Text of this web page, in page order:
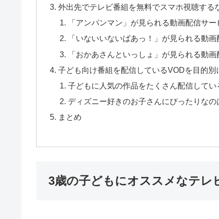
外出先でテレビ番組を無料でスマホ視聴す
「アンパンマン」が見られる動画配信サー
「いないいないばあっ！」が見られる動
「おかあさんといっしょ」が見られる動
子ども向け番組を配信しているVODを目的別
子どもに人気の作品をたくさん配信して
ディズニー好きのお子さんにぴったりな
まとめ
3歳の子どもにオススメなテレ